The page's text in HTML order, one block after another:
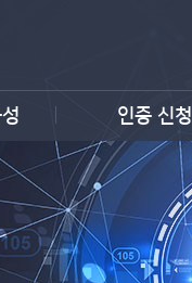
인증 신청